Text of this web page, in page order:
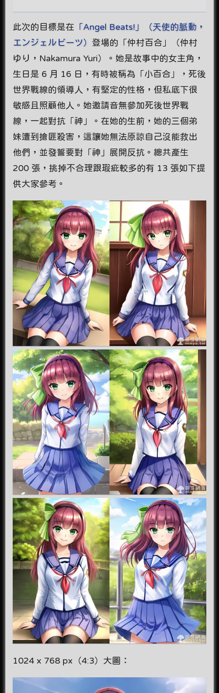
此次的目標是在 「Angel Beats!」（天使的脈動，
エンジェルビーツ） 登場的「仲村百合」（仲村
ゆり，Nakamura Yuri）。她是故事中的女主角，
生日是 6 月 16 日，有時被稱為「小百合」，死後
世界戰線的領導人，有堅定的性格，但私底下很
敏感且照顧他人。她邀請音無參加死後世界戰
線，一起對抗「神」。在她的生前，她的三個弟
妹遭到搶匪殺害，這讓她無法原諒自己沒能救出
他們，並發誓要對「神」展開反抗。總共產生
200 張，挑掉不合理跟瑕疵較多的有 13 張如下提
供大家參考。
1024 x 768 px（4:3）大圖：